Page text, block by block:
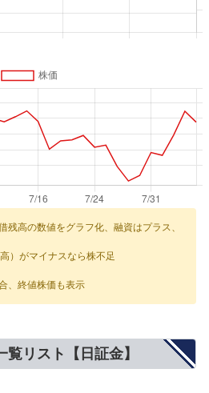
残高の数値をグラフ化、融資はプラス、
）がマイナスなら株不足
、終値株価も表示
リスト【日証金】